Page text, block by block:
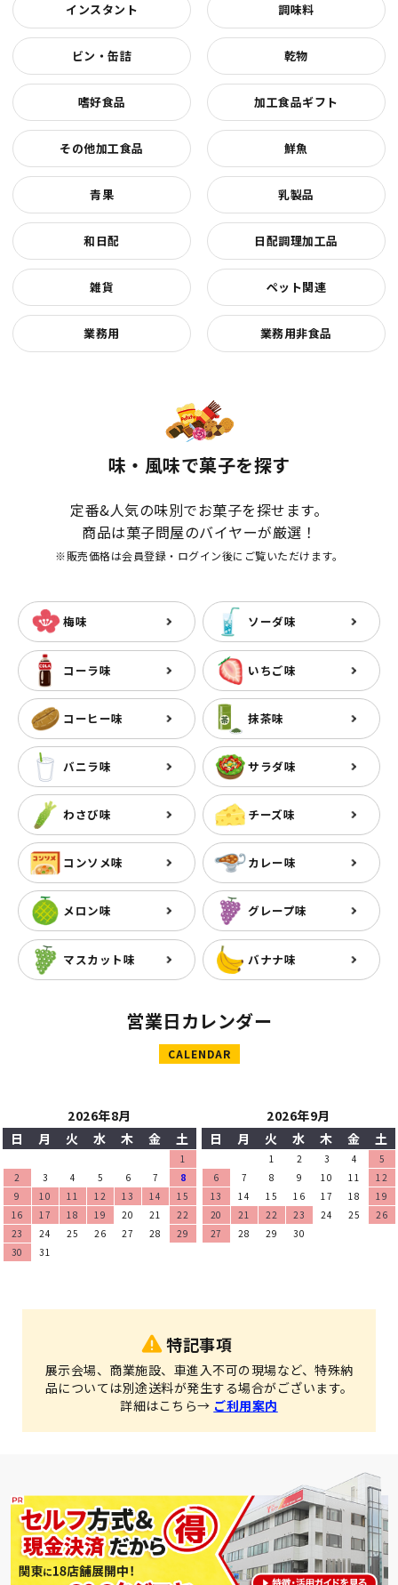
インスタント 調味料
ビン・缶詰 乾物
嗜好食品 加工食品ギフト
その他加工食品 鮮魚
青果 乳製品
和日配 日配調理加工品
雑貨 ペット関連
業務用 業務用非食品
味・風味で菓子を探す
定番&人気の味別でお菓子を探せます。
商品は菓子問屋のバイヤーが厳選！
※販売価格は会員登録・ログイン後にご覧いただけます。
梅味 ソーダ味
コーラ味 いちご味
コーヒー味 抹茶味
バニラ味 サラダ味
わさび味 チーズ味
コンソメ味 カレー味
メロン味 グレープ味
マスカット味 バナナ味
営業日カレンダー
CALENDAR
2026年8月
日
月 火 水 木 金 土
1
2
3 4 5 6 7
8
9
10 11 12 13 14
15
16
17 18 19 20 21
22
23
24 25 26 27 28
29
30
31
2026年9月
日
月 火 水 木 金 土
1 2 3 4
5
6
7 8 9 10 11
12
13
14 15 16 17 18
19
20
21 22 23 24 25
26
27
28 29 30
特記事項
展示会場、商業施設、車進入不可の現場など、特殊納
品については別途送料が発生する場合がございます。
詳細はこちら→ ご利用案内